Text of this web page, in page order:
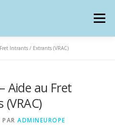
Menu
PROJET
Intrants / Extrants (VRAC)
Aide au Fret
PAR ADMINEUROPE